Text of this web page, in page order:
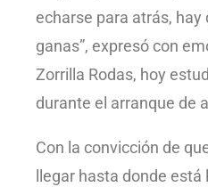
echarse para atrás,
ganas”, expresó con
Zorrilla Rodas, hoy
durante el arranque de
Con la convicción de
llegar hasta donde